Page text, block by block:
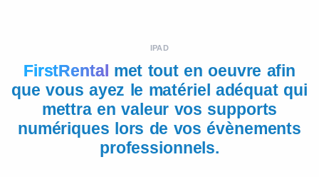
IPAD
FirstRental met tout en oeuvre afin
que vous ayez le matériel adéquat qui
mettra en valeur vos supports
numériques lors de vos évènements
professionnels.